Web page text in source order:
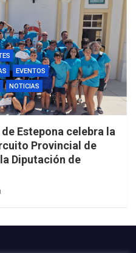
EVENTOS
NOTICIAS
Estepona celebra la
Provincial de
Diputación de